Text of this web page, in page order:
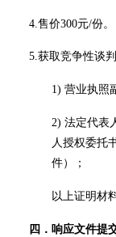
4.售价300元/份。
5.获取竞争性谈
1) 营业执照
2) 法定代表
人授权委托
件）；
以上证明材
四． 响应文件提